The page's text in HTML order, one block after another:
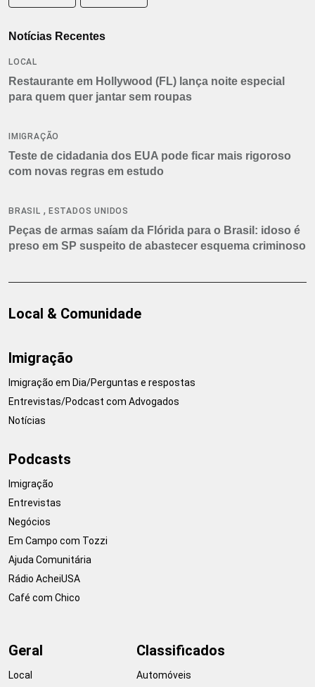
Notícias Recentes
LOCAL
Restaurante em Hollywood (FL) lança noite especial
para quem quer jantar sem roupas
IMIGRAÇÃO
Teste de cidadania dos EUA pode ficar mais rigoroso
com novas regras em estudo
BRASIL , ESTADOS UNIDOS
Peças de armas saíam da Flórida para o Brasil: idoso é
preso em SP suspeito de abastecer esquema criminoso
Local & Comunidade
Imigração
Imigração em Dia/Perguntas e respostas
Entrevistas/Podcast com Advogados
Notícias
Podcasts
Imigração
Entrevistas
Negócios
Em Campo com Tozzi
Ajuda Comunitária
Rádio AcheiUSA
Café com Chico
Geral
Local
Classificados
Automóveis